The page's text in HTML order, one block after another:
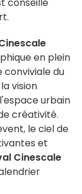
conseillé
en plein
conviviale du
vision
urbain
créativité.
le ciel de
et
Cinescale